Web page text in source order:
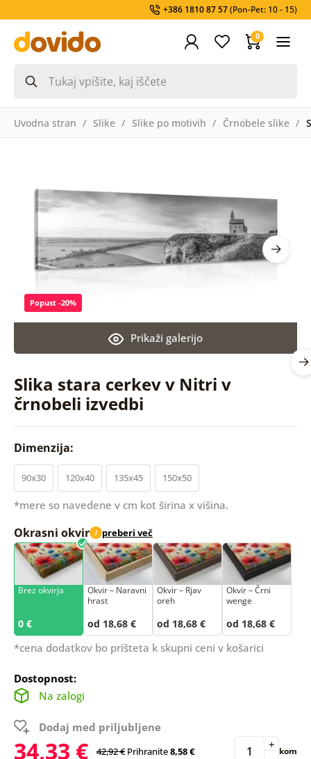
+386 1810 87 57(Pon-Pet: 10 - 15)
0
Uvodna stran Slike Slike po motivih Črnobele slike
Slika stara cerkev v Nitri v
črnobeli izvedbi
Prikaži galerijo
Popust -20%
Dimenzija:
90x30 120x40 135x45 150x50
*mere so navedene v cm kot širina x višina.
Okrasni okvir i preberi več
Brez okvirja
0 €
Okvir – Naravni
hrast
od 18,68 €
Okvir – Rjav
oreh
od 18,68 €
Okvir – Črni
wenge
od 18,68 €
*cena dodatkov bo prišteta k skupni ceni v košarici
Dostopnost:
Na zalogi
Dodaj med priljubljene
34,33 € 42,92 € Prihranite8,58 € + kom